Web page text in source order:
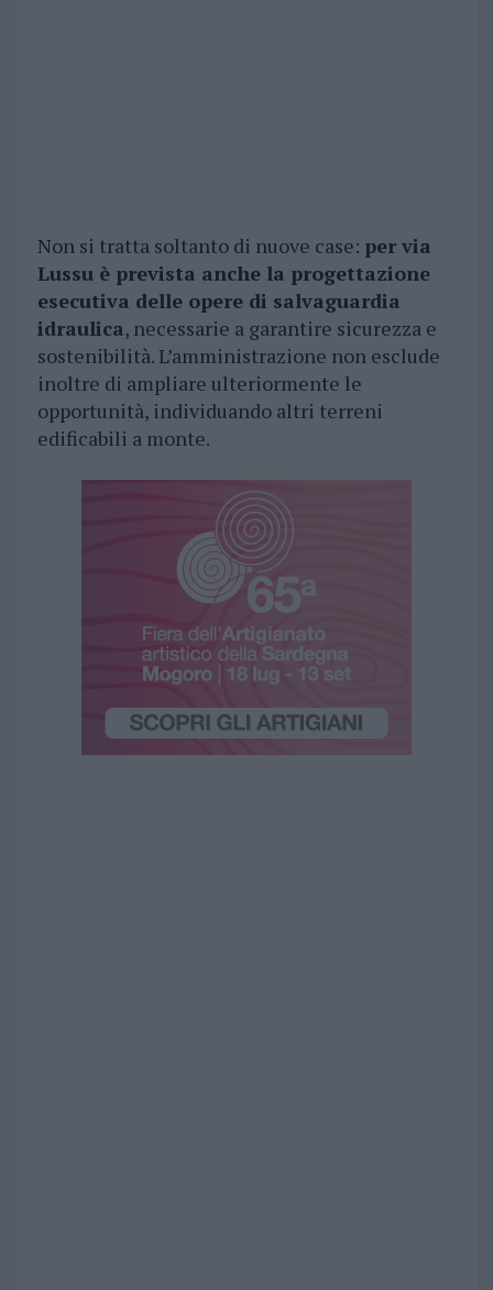
Non si tratta soltanto di nuove case: per via
Lussu è prevista anche la progettazione
esecutiva delle opere di salvaguardia
idraulica, necessarie a garantire sicurezza e
sostenibilità. L’amministrazione non esclude
inoltre di ampliare ulteriormente le
opportunità, individuando altri terreni
edificabili a monte.